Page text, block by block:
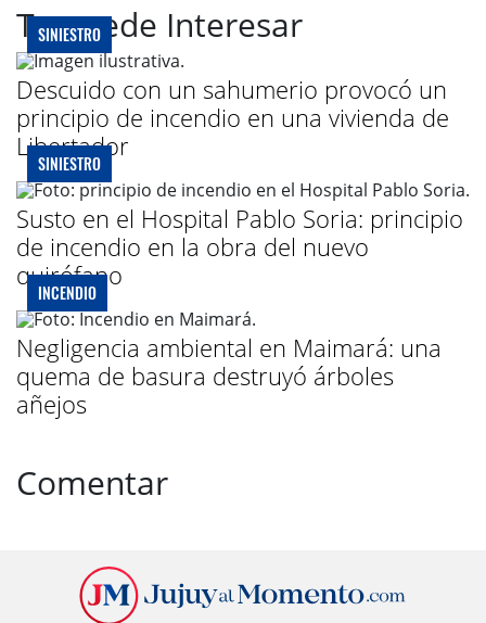
Te puede Interesar
SINIESTRO
Descuido con un sahumerio provocó un
principio de incendio en una vivienda de
Libertador
SINIESTRO
Susto en el Hospital Pablo Soria: principio
de incendio en la obra del nuevo
quirófano
INCENDIO
Negligencia ambiental en Maimará: una
quema de basura destruyó árboles
añejos
Comentar